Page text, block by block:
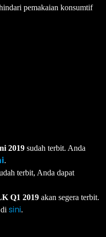
pemakaian konsumtif
2019 sudah terbit. Anda
.
terbit, Anda dapat
Q1 2019 akan segera terbit.
sini.